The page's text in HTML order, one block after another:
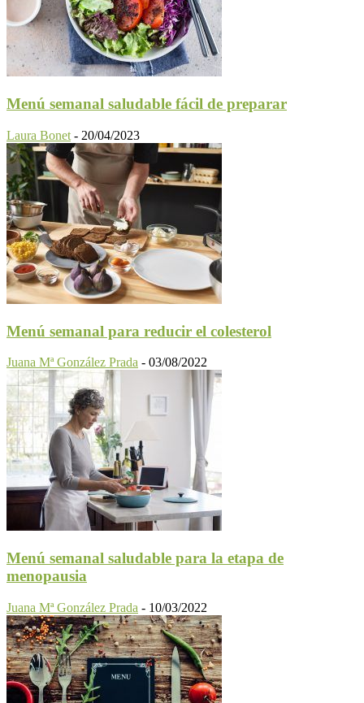
Menú semanal saludable fácil de preparar
Laura Bonet - 20/04/2023
Menú semanal para reducir el colesterol
Juana Mª González Prada - 03/08/2022
Menú semanal saludable para la etapa de
menopausia
Juana Mª González Prada - 10/03/2022